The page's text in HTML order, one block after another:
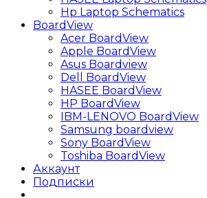
Hp Laptop Schematics
BoardView
Acer BoardView
Apple BoardView
Asus Boardview
Dell BoardView
HASEE BoardView
HP BoardView
IBM-LENOVO BoardView
Samsung boardview
Sony BoardView
Toshiba BoardView
Аккаунт
Подписки